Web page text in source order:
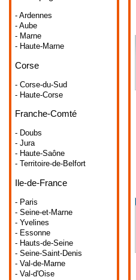
- Ardennes
- Aube
- Marne
- Haute-Marne
Corse
- Corse-du-Sud
- Haute-Corse
Franche-Comté
- Doubs
- Jura
- Haute-Saône
- Territoire-de-Belfort
Ile-de-France
- Paris
- Seine-et-Marne
- Yvelines
- Essonne
- Hauts-de-Seine
- Seine-Saint-Denis
- Val-de-Marne
- Val-d'Oise